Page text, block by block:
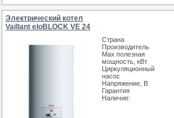
Электрический котел
Vaillant eloBLOCK VE 24
Страна
Производитель
Max полезная
мощность, кВт
Циркуляционный
насос
Напряжение, В
Гарантия
Наличие: